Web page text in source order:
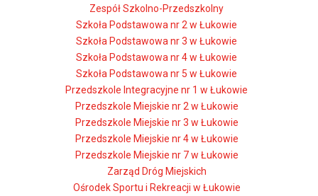
Zespół Szkolno-Przedszkolny
Szkoła Podstawowa nr 2 w Łukowie
Szkoła Podstawowa nr 3 w Łukowie
Szkoła Podstawowa nr 4 w Łukowie
Szkoła Podstawowa nr 5 w Łukowie
Przedszkole Integracyjne nr 1 w Łukowie
Przedszkole Miejskie nr 2 w Łukowie
Przedszkole Miejskie nr 3 w Łukowie
Przedszkole Miejskie nr 4 w Łukowie
Przedszkole Miejskie nr 7 w Łukowie
Zarząd Dróg Miejskich
Ośrodek Sportu i Rekreacji w Łukowie